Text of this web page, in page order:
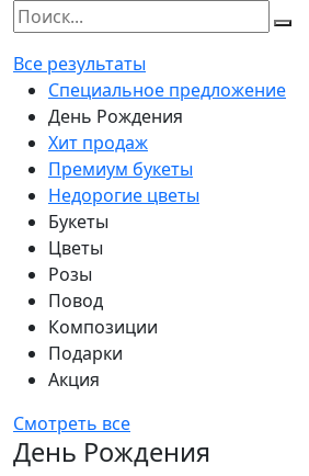
Все результаты
Специальное предложение
День Рождения
Хит продаж
Премиум букеты
Недорогие цветы
Букеты
Цветы
Розы
Повод
Композиции
Подарки
Акция
Смотреть все
День Рождения